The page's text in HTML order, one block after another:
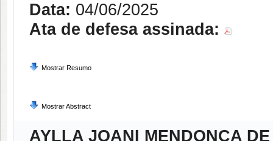
Data: 04/06/2025
Ata de defesa assinada:
Mostrar Resumo
Mostrar Abstract
AYLLA JOANI MENDONÇA